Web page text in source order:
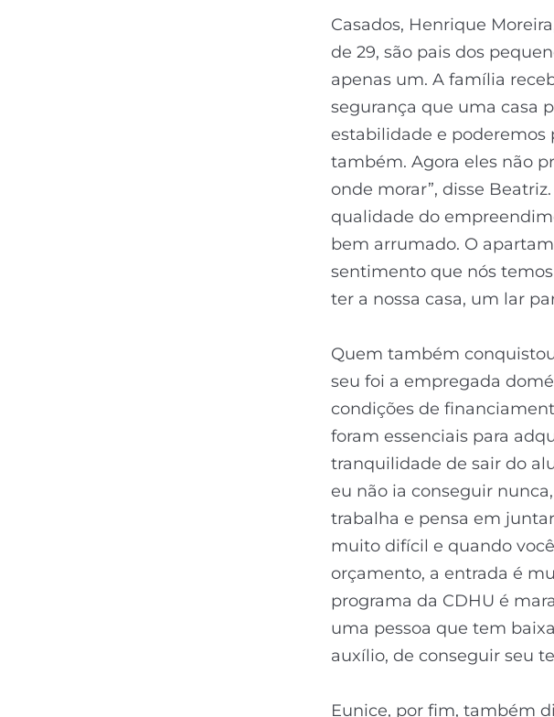
Casados, Henrique
de 29, são pais dos
apenas um. A família
segurança que uma casa
estabilidade e poderemos
também. Agora eles não
onde morar”, disse
qualidade do
bem arrumado. O
sentimento que nós
ter a nossa casa, um lar
Quem também
seu foi a empregada
condições de
foram essenciais para
tranquilidade de sair do
eu não ia conseguir
trabalha e pensa em
muito difícil e quando
orçamento, a entrada é
programa da CDHU é
uma pessoa que tem
auxílio, de conseguir seu
Eunice, por fim, também